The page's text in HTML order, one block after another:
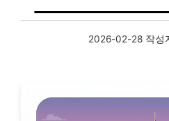
2026-02-28 작성